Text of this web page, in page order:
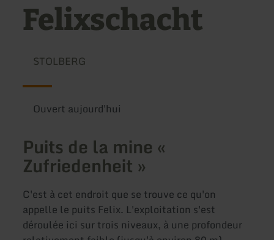
Felixschacht
STOLBERG
Ouvert aujourd'hui
Puits de la mine «
Zufriedenheit »
C'est à cet endroit que se trouve ce qu'on
appelle le puits Felix. L'exploitation s'est
déroulée ici sur trois niveaux, à une profondeur